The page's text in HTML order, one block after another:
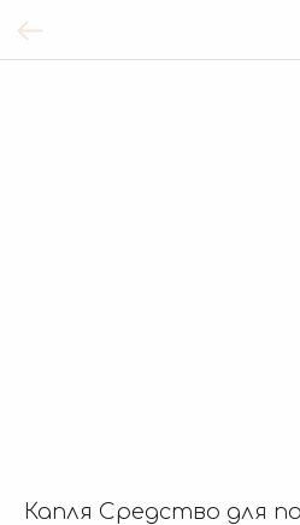
Капля Средство для